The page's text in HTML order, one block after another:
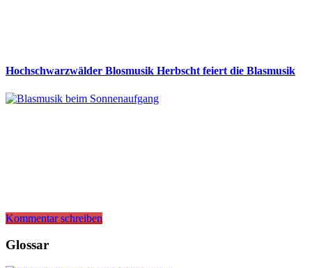
Hochschwarzwälder Blosmusik Herbscht feiert die Blasmusik
Kommentar schreiben
Glossar